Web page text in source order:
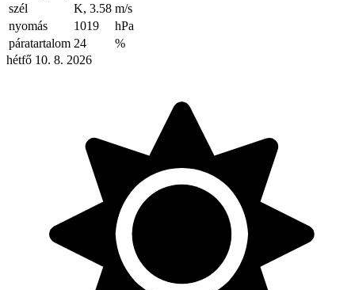
szél
K, 3.58 m/s
nyomás
1019
hPa
páratartalom 24
%
hétfő 10. 8. 2026